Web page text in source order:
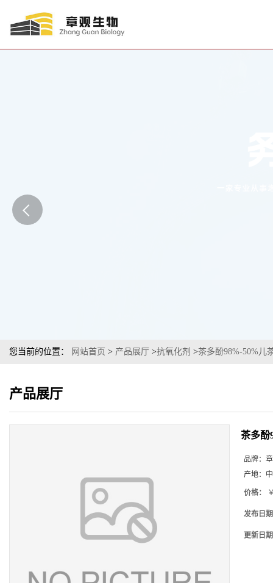
您当前的位置： 网站首页 > 产品展厅 >抗氧化剂 >茶多酚98%-50%儿
产品展厅
茶多酚
品牌：
产地：
价格：
发布日
更新日